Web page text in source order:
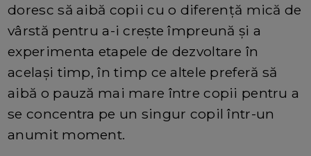
doresc să aibă copii cu o diferență mică de
vârstă pentru a-i crește împreună și a
experimenta etapele de dezvoltare în
același timp, în timp ce altele preferă să
aibă o pauză mai mare între copii pentru a
se concentra pe un singur copil într-un
anumit moment.